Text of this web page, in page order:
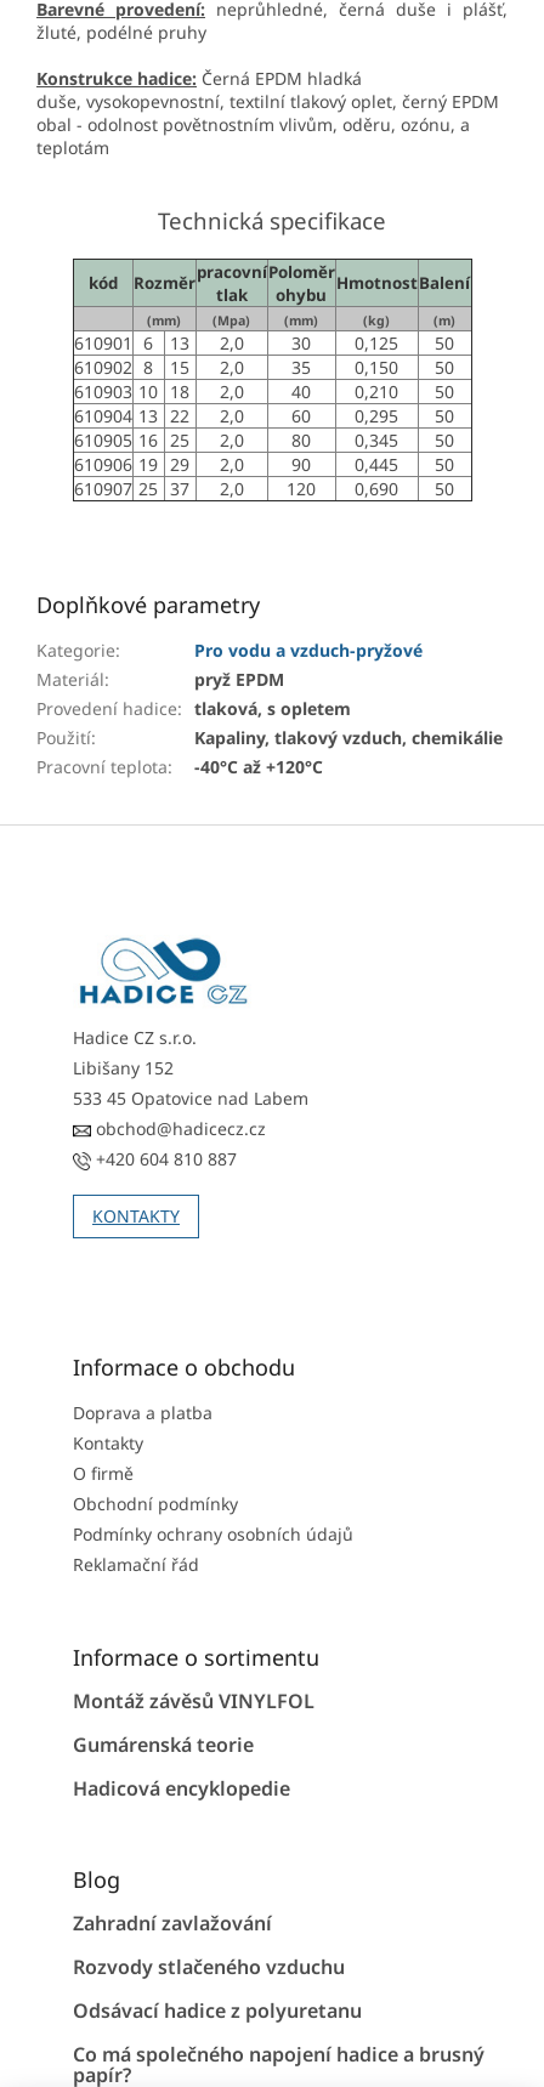
Barevné provedení: neprůhledné, černá duše i plášť,
žluté, podélné pruhy
Konstrukce hadice: Černá EPDM hladká
duše, vysokopevnostní, textilní tlakový oplet, černý EPDM
obal - odolnost povětnostním vlivům, oděru, ozónu, a
teplotám
Technická specifikace
kód Rozměrpracovní
tlak
Poloměr
ohybu
HmotnostBalení
(mm) (Mpa) (mm) (kg) (m)
610901 6 13 2,0 30 0,125
50
610902 8 15 2,0 35 0,150
50
610903 10 18 2,0 40 0,210
50
610904 13 22 2,0 60 0,295
50
610905 16 25 2,0 80 0,345
50
610906 19 29 2,0 90 0,445
50
610907 25 37 2,0 120 0,690 50
Doplňkové parametry
Kategorie:
Pro vodu a vzduch-pryžové
Materiál:
pryž EPDM
Provedení hadice: tlaková, s opletem
Použití:
Kapaliny, tlakový vzduch, chemikálie
Pracovní teplota: -40°C až +120°C
Z
Hadice CZ s.r.o.
Libišany 152
533 45 Opatovice nad Labem
obchod@hadicecz.cz
+420 604 810 887
KONTAKTY
Informace o obchodu
Doprava a platba
Kontakty
O firmě
Obchodní podmínky
Podmínky ochrany osobních údajů
Reklamační řád
Informace o sortimentu
Montáž závěsů VINYLFOL
Gumárenská teorie
Hadicová encyklopedie
Blog
Zahradní zavlažování
Rozvody stlačeného vzduchu
Odsávací hadice z polyuretanu
Co má společného napojení hadice a brusný
papír?